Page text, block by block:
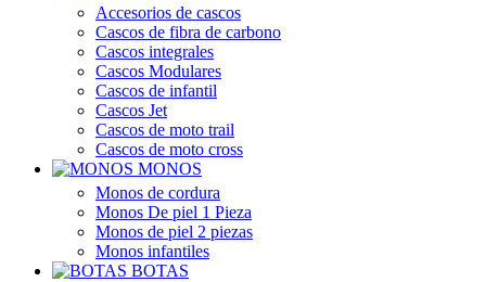
Accesorios de cascos
Cascos de fibra de carbono
Cascos integrales
Cascos Modulares
Cascos de infantil
Cascos Jet
Cascos de moto trail
Cascos de moto cross
MONOS
Monos de cordura
Monos De piel 1 Pieza
Monos de piel 2 piezas
Monos infantiles
BOTAS